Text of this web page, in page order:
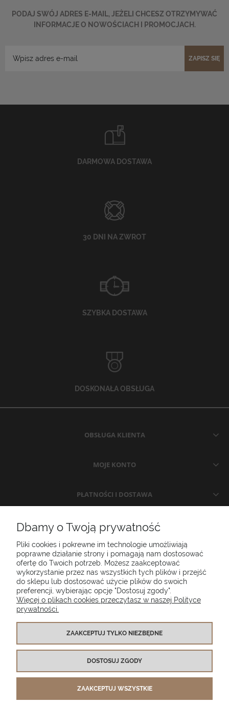
PODAJ SWÓJ ADRES E-MAIL, JEŻELI CHCESZ OTRZYMYWAĆ
INFORMACJE O NOWOŚCIACH I PROMOCJACH.
ZAPISZ SIĘ
DARMOWA DOSTAWA
30 DNI NA ZWROT
SZYBKA DOSTAWA
DOSKONAŁA OBSŁUGA
OBSŁUGA KLIENTA
MOJE KONTO
PŁATNOŚCI I DOSTAWA
INFORMACJE
O NAS
Poduszki ogrodowe Setgarden.com | Lubelska 1A, 10-409 Olsztyn |
NIP: 7391986025
(+48) 885 281 885 biuro@setgarden.com
FACEBOOK PINTEREST
INSTAGRAM
Dbamy o Twoją prywatność
Pliki cookies i pokrewne im technologie umożliwiają
poprawne działanie strony i pomagają nam dostosować
ofertę do Twoich potrzeb. Możesz zaakceptować
wykorzystanie przez nas wszystkich tych plików i przejść
do sklepu lub dostosować użycie plików do swoich
preferencji, wybierając opcję "Dostosuj zgody".
Więcej o plikach cookies przeczytasz w naszej Polityce
prywatności.
ZAAKCEPTUJ TYLKO NIEZBĘDNE
DOSTOSUJ ZGODY
ZAAKCEPTUJ WSZYSTKIE